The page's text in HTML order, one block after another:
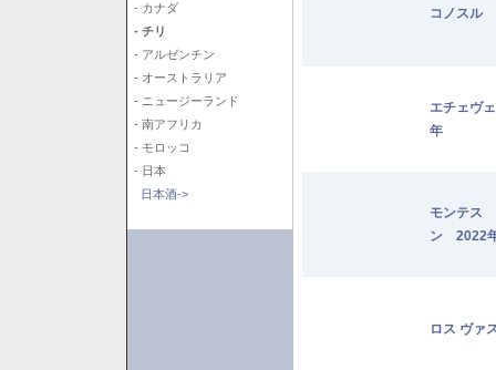
- カナダ
- チリ
- アルゼンチン
- オーストラリア
- ニュージーランド
- 南アフリカ
- モロッコ
- 日本
日本酒->
コノスル
エチェヴ
年
モンテス
ン 2022
ロス ヴァ